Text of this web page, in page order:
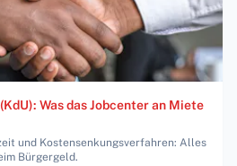
Was das Jobcenter an Miete
und Kostensenkungsverfahren: Alles
Bürgergeld.